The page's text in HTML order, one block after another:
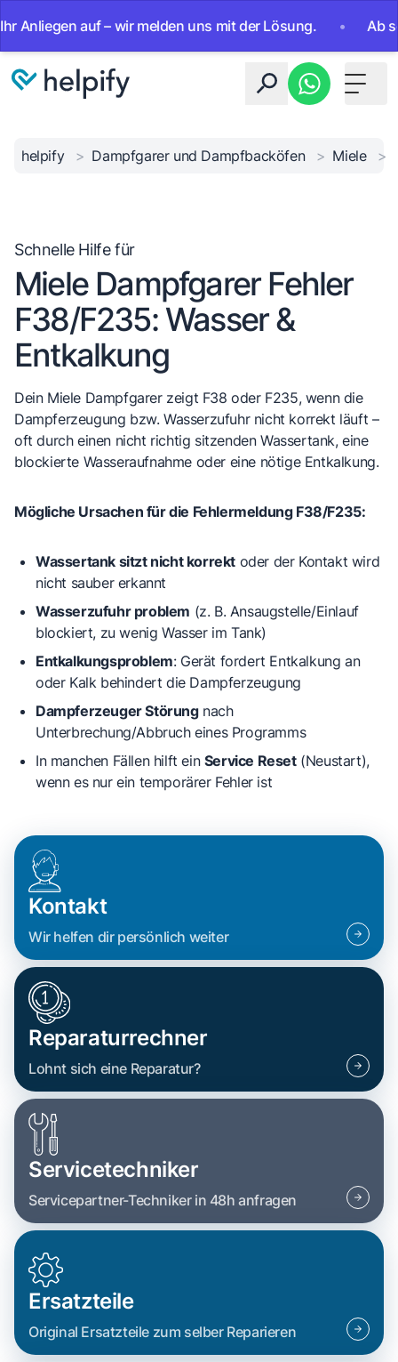
auf – wir melden uns mit der Lösung. • Ab
Toggle
helpify > Dampfgarer und Dampfbacköfen > Miele >
Schnelle Hilfe für
Miele Dampfgarer Fehler
F38/F235: Wasser &
Entkalkung
Dein Miele Dampfgarer zeigt F38 oder F235, wenn die
Dampferzeugung bzw. Wasserzufuhr nicht korrekt läuft –
oft durch einen nicht richtig sitzenden Wassertank, eine
blockierte Wasseraufnahme oder eine nötige Entkalkung.
Mögliche Ursachen für die Fehlermeldung F38/F235:
Wassertank sitzt nicht korrekt oder der Kontakt wird
nicht sauber erkannt
Wasserzufuhr problem (z. B. Ansaugstelle/Einlauf
blockiert, zu wenig Wasser im Tank)
Entkalkungsproblem: Gerät fordert Entkalkung an
oder Kalk behindert die Dampferzeugung
Dampferzeuger Störungnach
Unterbrechung/Abbruch eines Programms
In manchen Fällen hilft ein Service Reset(Neustart),
wenn es nur ein temporärer Fehler ist
Kontakt
Wir helfen dir persönlich weiter
Reparaturrechner
Lohnt sich eine Reparatur?
Servicetechniker
Servicepartner-Techniker in 48h anfragen
Ersatzteile
Original Ersatzteile zum selber Reparieren